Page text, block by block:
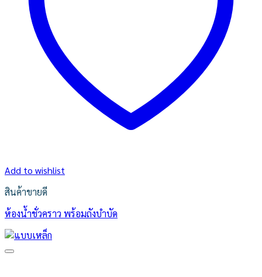
Add to wishlist
สินค้าขายดี
ห้องน้ำชั่วคราว พร้อมถังบำบัด